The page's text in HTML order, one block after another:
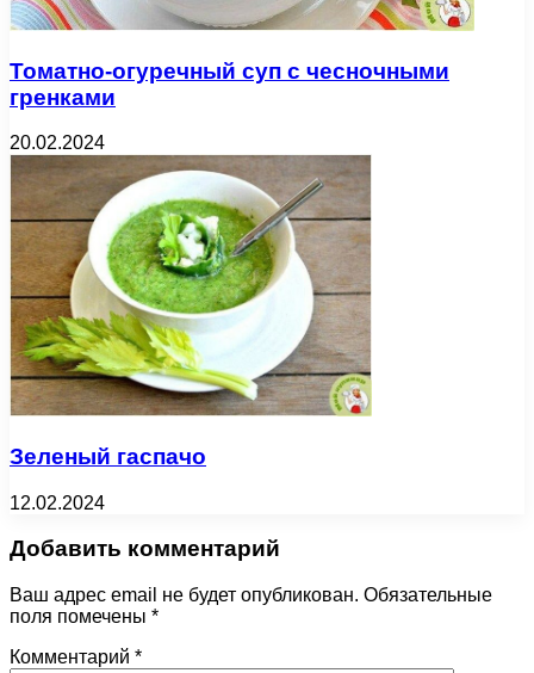
Томатно-огуречный суп с чесночными
гренками
20.02.2024
Зеленый гаспачо
12.02.2024
Добавить комментарий
Ваш адрес email не будет опубликован. Обязательные
поля помечены *
Комментарий *